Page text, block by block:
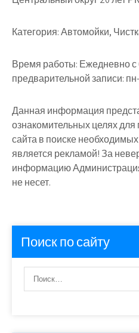
Категория:Автомойки,
Время работы: Ежедневно с
предварительной записи:
Данная информация
ознакомительных целях
сайта в поиске
является рекламой! За
информацию
не несет.
Поиск по сайту